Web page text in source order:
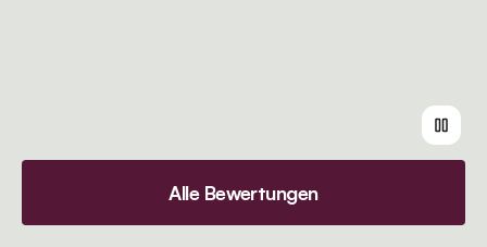
Alle Bewertungen